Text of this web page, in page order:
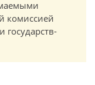
комиссией